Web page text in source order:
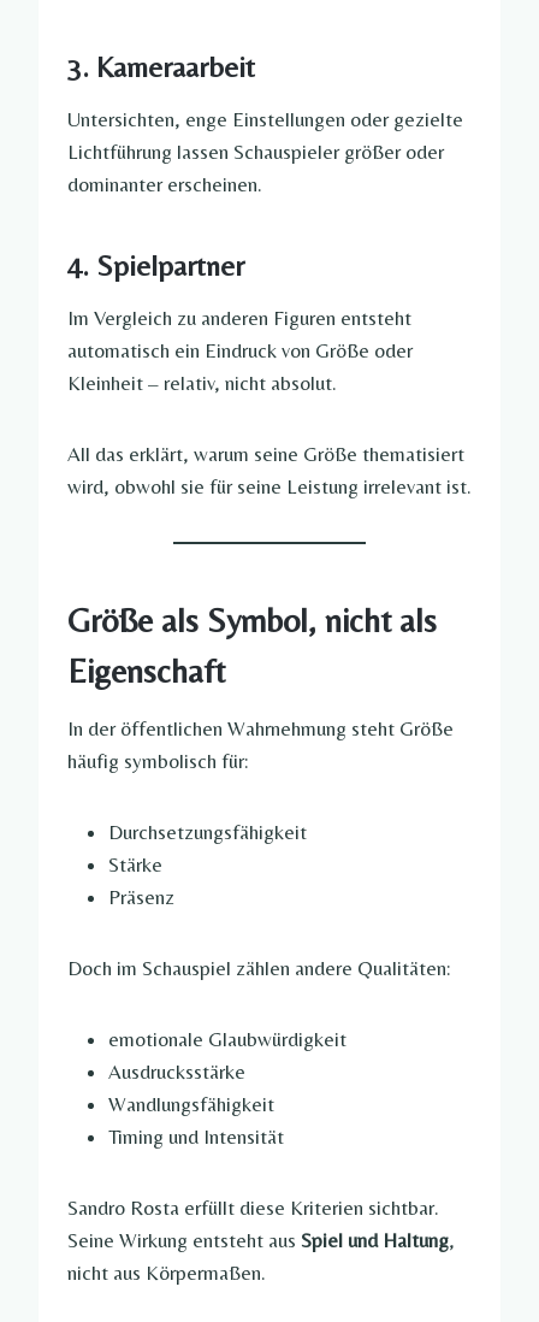
3. Kameraarbeit
Untersichten, enge Einstellungen oder gezielte
Lichtführung lassen Schauspieler größer oder
dominanter erscheinen.
4. Spielpartner
Im Vergleich zu anderen Figuren entsteht
automatisch ein Eindruck von Größe oder
Kleinheit – relativ, nicht absolut.
All das erklärt, warum seine Größe thematisiert
wird, obwohl sie für seine Leistung irrelevant ist.
Größe als Symbol, nicht als
Eigenschaft
In der öffentlichen Wahrnehmung steht Größe
häufig symbolisch für:
Durchsetzungsfähigkeit
Stärke
Präsenz
Doch im Schauspiel zählen andere Qualitäten:
emotionale Glaubwürdigkeit
Ausdrucksstärke
Wandlungsfähigkeit
Timing und Intensität
Sandro Rosta erfüllt diese Kriterien sichtbar.
Seine Wirkung entsteht aus Spiel und Haltung,
nicht aus Körpermaßen.